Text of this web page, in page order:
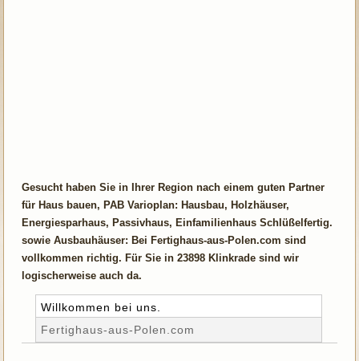
Gesucht haben Sie in Ihrer Region nach einem guten Partner
für Haus bauen, PAB Varioplan: Hausbau, Holzhäuser,
Energiesparhaus, Passivhaus, Einfamilienhaus Schlüßelfertig.
sowie Ausbauhäuser: Bei Fertighaus-aus-Polen.com sind
vollkommen richtig. Für Sie in 23898 Klinkrade sind wir
logischerweise auch da.
Willkommen bei uns.
Fertighaus-aus-Polen.com